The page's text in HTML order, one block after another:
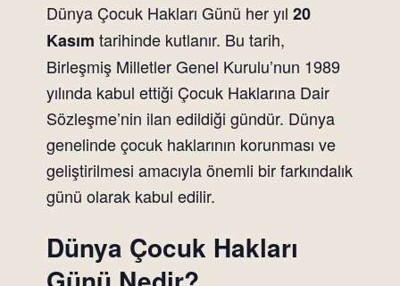
Dünya Çocuk Hakları Günü her yıl 20
Kasım tarihinde kutlanır. Bu tarih,
Birleşmiş Milletler Genel Kurulu’nun 1989
yılında kabul ettiği Çocuk Haklarına Dair
Sözleşme’nin ilan edildiği gündür. Dünya
genelinde çocuk haklarının korunması ve
geliştirilmesi amacıyla önemli bir farkındalık
günü olarak kabul edilir.
Dünya Çocuk Hakları